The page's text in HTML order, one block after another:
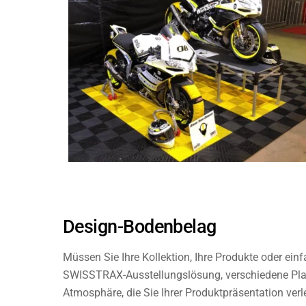
Design-Bodenbelag
Müssen Sie Ihre Kollektion, Ihre Produkte oder
SWISSTRAX-Ausstellungslösung, verschiedene
Atmosphäre, die Sie Ihrer Produktpräsentation